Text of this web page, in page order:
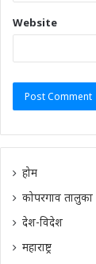
Website
होम
कोपरगाव तालुका
देश-विदेश
महाराष्ट्र